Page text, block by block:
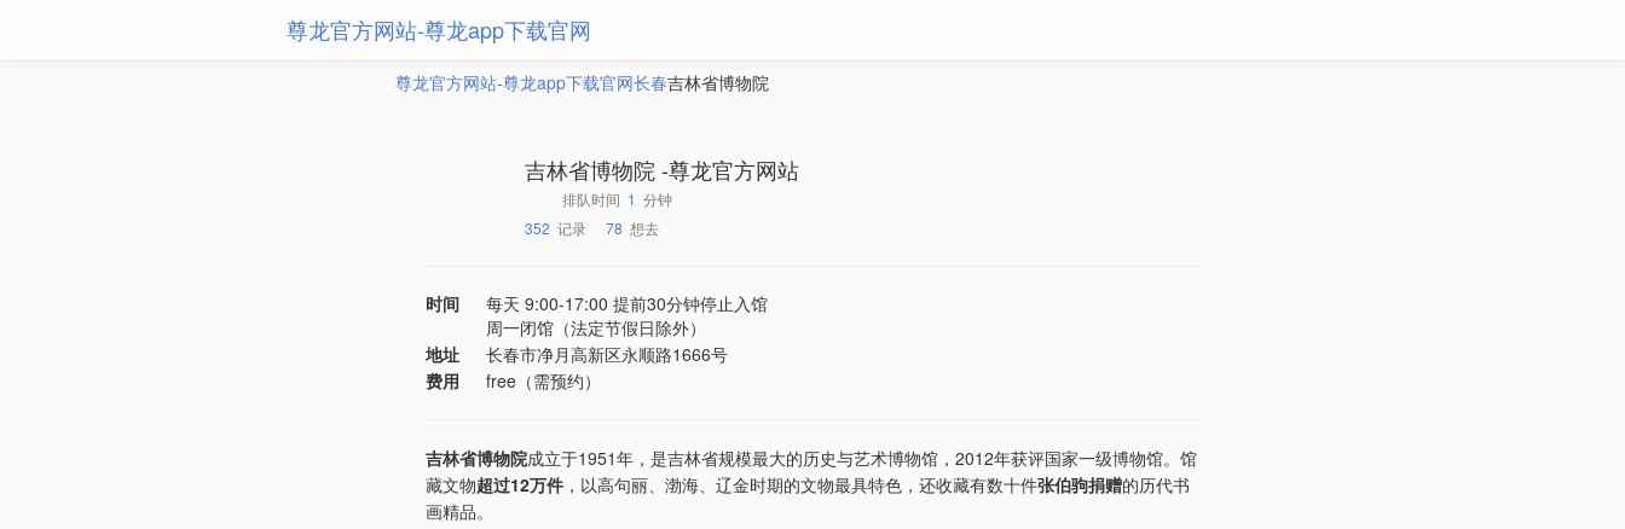
尊龙官方网站-尊龙app下载官网
尊龙官方网站-尊龙app下载官网长春吉林省博物院
吉林省博物院 -尊龙官方网站
排队时间 1 分钟
352 记录 78 想去
时间
每天 9:00-17:00 提前30分钟停止入馆
周一闭馆（法定节假日除外）
地址
长春市净月高新区永顺路1666号
费用
free（需预约）
吉林省博物院成立于1951年，是吉林省规模最大的历史与艺术博物馆，2012年获评国家一级博物馆。馆
藏文物超过12万件 ，以高句丽、渤海、辽金时期的文物最具特色，还收藏有数十件张伯驹捐赠的历代书
画精品。